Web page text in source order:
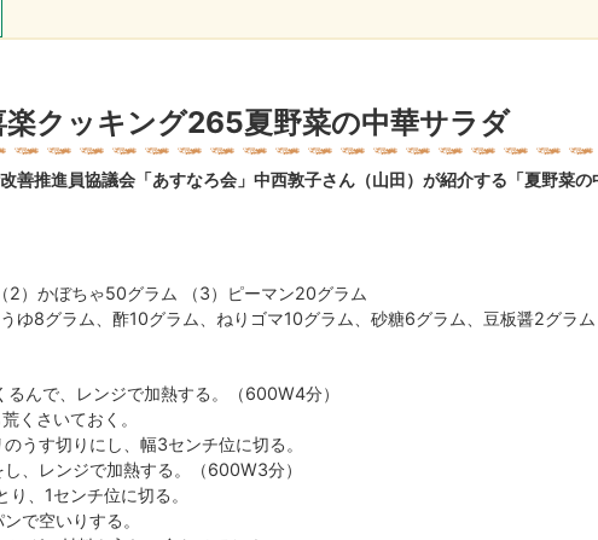
クッキング265夏野菜の中華サラダ
善推進員協議会「あすなろ会」中西敦子さん（山田） が紹介する「夏野菜の
2）かぼちゃ50グラム （3）ピーマン20グラム
うゆ8グラム、酢10グラム、ねりゴマ10グラム、砂糖6グラム、豆板醤2グラム
るんで、レンジで加熱する。（600W4分）
くさいておく。
うす切りにし、幅3センチ位に切る。
し、レンジで加熱する。（600W3分）
り、1センチ位に切る。
で空いりする。